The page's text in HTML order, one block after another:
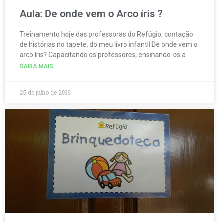
Aula: De onde vem o Arco íris ?
Treinamento hoje das professoras do Refúgio, contação
de histórias no tapete, do meu livro infantil De onde vem o
arco íris? Capacitando os professores, ensinando-os a
SAIBA MAIS...
25 de julho de 2019